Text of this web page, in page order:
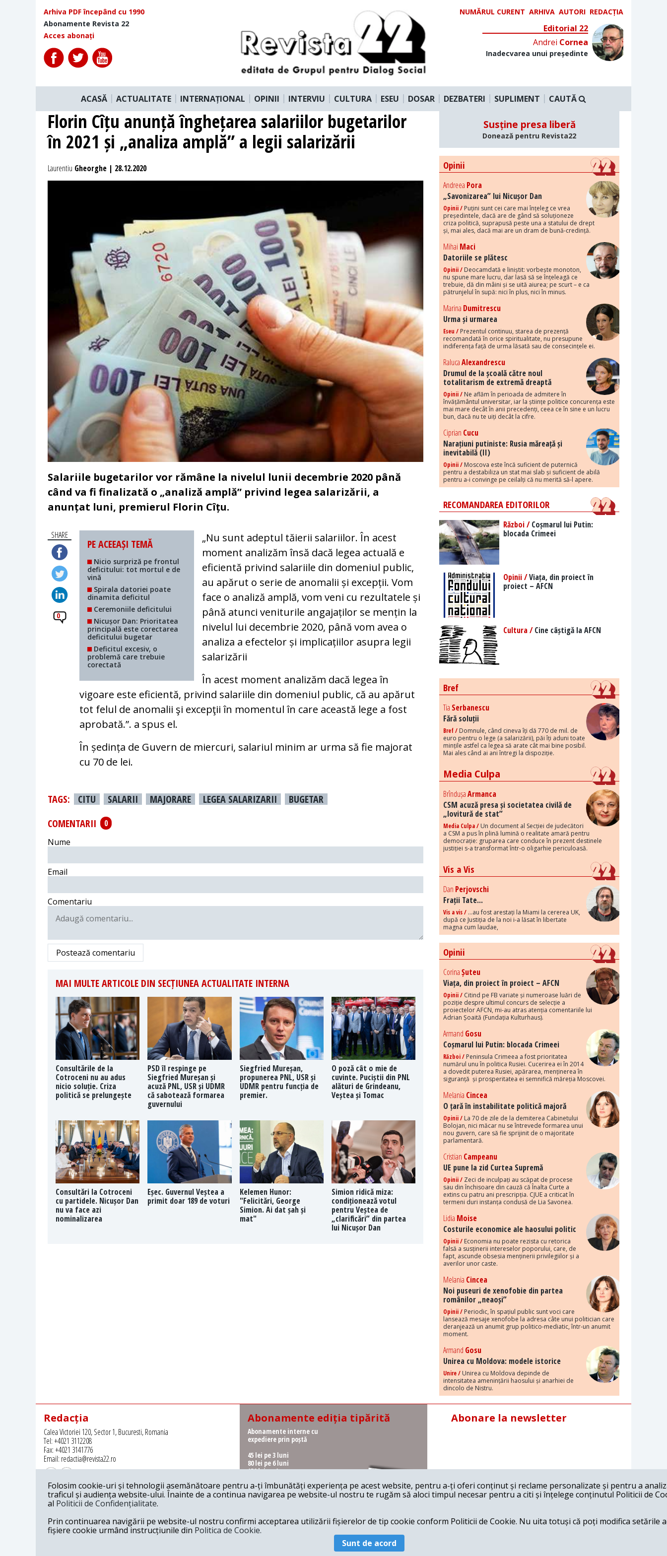
Arhiva PDF începând cu 1990
Abonamente Revista 22
Acces abonați
NUMĂRUL CURENT ARHIVA AUTORI REDACȚIA
Editorial 22
Andrei Cornea
Inadecvarea unui președinte
ACASĂ ACTUALITATE INTERNAȚIONAL OPINII INTERVIU CULTURA ESEU DOSAR DEZBATERI SUPLIMENT CAUTĂ
Florin Cîțu anunță înghețarea salariilor bugetarilor
în 2021 și „analiza amplă” a legii salarizării
Laurentiu Gheorghe | 28.12.2020
​Salariile bugetarilor vor rămâne la nivelul lunii decembrie 2020 până
când va fi finalizată o „analiză amplă” privind legea salarizării, a
anunțat luni, premierul Florin Cîțu.
SHARE
0
PE ACEEAȘI TEMĂ
Nicio surpriză pe frontul
deficitului: tot mortul e de
vină
Spirala datoriei poate
dinamita deficitul
Ceremoniile deficitului
Nicușor Dan: Prioritatea
principală este corectarea
deficitului bugetar
Deficitul excesiv, o
problemă care trebuie
corectată
„Nu sunt adeptul tăierii salariilor. În acest
moment analizăm însă dacă legea actuală e
eficientă privind salariile din domeniul public,
au apărut o serie de anomalii și excepții. Vom
face o analiză amplă, vom veni cu rezultatele și
până atunci veniturile angajaților se mențin la
nivelul lui decembrie 2020, până vom avea o
analiza a efectelor și implicațiilor asupra legii
salarizării
În acest moment analizăm dacă legea în
vigoare este eficientă, privind salariile din domeniul public, că au apărut
tot felul de anomalii şi excepţii în momentul în care această lege a fost
aprobată.”. a spus el.
În ședința de Guvern de miercuri, salariul minim ar urma să fie majorat
cu 70 de lei.
TAGS: CITU SALARII MAJORARE LEGEA SALARIZARII
BUGETAR
COMENTARII
0
Nume
Email
Comentariu
Postează comentariu
MAI MULTE ARTICOLE DIN SECȚIUNEA ACTUALITATE INTERNA
Consultările de la
Cotroceni nu au adus
nicio soluție. Criza
politică se prelungește
PSD îl respinge pe
Siegfried Mureșan și
acuză PNL, USR și UDMR
că sabotează formarea
guvernului
Siegfried Mureșan,
propunerea PNL, USR și
UDMR pentru funcția de
premier.
O poză cât o mie de
cuvinte. Puciștii din PNL
alături de Grindeanu,
Veștea și Tomac
Consultări la Cotroceni
cu partidele. Nicușor Dan
nu va face azi
nominalizarea
Eșec. Guvernul Veștea a
primit doar 189 de voturi
Kelemen Hunor:
"Felicitări, George
Simion. Ai dat șah și
mat"
Simion ridică miza:
condiționează votul
pentru Veștea de
„clarificări” din partea
lui Nicușor Dan
Susține presa liberă
Donează pentru Revista22
Opinii
Andreea Pora
„Savonizarea” lui Nicușor Dan
Opinii / Puțini sunt cei care mai înțeleg ce vrea
președintele, dacă are de gând să soluționeze
criza politică, suprapusă peste una a statului de drept
și, mai ales, dacă mai are un dram de bună-credință.
Mihai Maci
Datoriile se plătesc
Opinii / Deocamdată e liniștit: vorbește monoton,
nu spune mare lucru, dar lasă să se înțeleagă ce
trebuie, dă din mâini și se uită aiurea; pe scurt – e ca
pătrunjelul în supă: nici în plus, nici în minus.
Marina Dumitrescu
Urma și urmarea
Eseu / Prezentul continuu, starea de prezență
recomandată în orice spiritualitate, nu presupune
indiferența față de urma lăsată sau de consecințele ei.
RalucaAlexandrescu
Drumul de la școală către noul
totalitarism de extremă dreaptă
Opinii / Ne aflăm în perioada de admitere în
învățământul universitar, iar la științe politice concurența este
mai mare decât în anii precedenți, ceea ce în sine e un lucru
bun, dacă nu te uiți decât la cifre.
Ciprian Cucu
Narațiuni putiniste: Rusia măreață și
inevitabilă (II)
Opinii / Moscova este încă suficient de puternică
pentru a destabiliza un stat mai slab și suficient de abilă
pentru a-i convinge pe ceilalți că nu merită să-l apere.
RECOMANDAREA EDITORILOR
Război /Coșmarul lui Putin:
blocada Crimeei
Opinii /Viața, din proiect în
proiect – AFCN
Cultura /Cine câștigă la AFCN
Bref
Tia Serbanescu
Fără soluții
Bref / Domnule, când cineva îți dă 770 de mil. de
euro pentru o lege (a salarizării), păi îți aduni toate
mințile astfel ca legea să arate cât mai bine posibil.
Mai ales când ai ani întregi la dispoziție.
Media Culpa
BrîndușaArmanca
CSM acuză presa și societatea civilă de
„lovitură de stat”
Media Culpa / Un document al Secției de judecători
a CSM a pus în plină lumină o realitate amară pentru
democrație: gruparea care conduce în prezent destinele
justiției s-a transformat într-o oligarhie periculoasă.
Vis a Vis
Dan Perjovschi
Frații Tate...
Vis a vis / ...au fost arestați la Miami la cererea UK,
după ce Justiția de la noi i-a lăsat în libertate
magna cum laudae,
Opinii
CorinaȘuteu
Viața, din proiect în proiect – AFCN
Opinii / Citind pe FB variate și numeroase luări de
poziție despre ultimul concurs de selecție a
proiectelor AFCN, mi-au atras atenția comentariile lui
Adrian Șoaită (Fundația Kulturhaus).
Armand Gosu
Coșmarul lui Putin: blocada Crimeei
Război / Peninsula Crimeea a fost prioritatea
numărul unu în politica Rusiei. Cucerirea ei în 2014
a dovedit puterea Rusiei, apărarea, menținerea în
siguranță și prosperitatea ei semnifică măreția Moscovei.
Melania Cincea
O țară în instabilitate politică majoră
Opinii / La 70 de zile de la demiterea Cabinetului
Bolojan, nici măcar nu se întrevede formarea unui
nou guvern, care să fie sprijinit de o majoritate
parlamentară.
Cristian Campeanu
UE pune la zid Curtea Supremă
Opinii / Zeci de inculpați au scăpat de procese
sau din închisoare din cauză că Înalta Curte a
extins cu patru ani prescripția. CJUE a criticat în
termeni duri instanța condusă de Lia Savonea.
Lidia Moise
Costurile economice ale haosului politic
Opinii / Economia nu poate rezista cu retorica
falsă a susținerii intereselor poporului, care, de
fapt, ascunde obsesia menținerii privilegiilor și a
averilor unor caste.
Melania Cincea
Noi puseuri de xenofobie din partea
românilor „neaoși”
Opinii / Periodic, în spațiul public sunt voci care
lansează mesaje xenofobe la adresa câte unui politician care
deranjează un anumit grup politico-mediatic, într-un anumit
moment.
Armand Gosu
Unirea cu Moldova: modele istorice
Unire / Unirea cu Moldova depinde de
intensitatea amenințării haosului și anarhiei de
dincolo de Nistru.
Redacția
Calea Victoriei 120, Sector 1, Bucuresti, Romania
Tel: +4021 3112208
Fax: +4021 3141776
Email: redactia@revista22.ro
Revista 22 este editata de
Abonamente ediția tipărită
Abonamente interne cu
expediere prin poștă
45 lei pe 3 luni
80 lei pe 6 luni
150 lei pe 1 an
Abonamente interne cu
ridicare de la redacție
62 lei pe 6 luni
115 lei pe 1 an
Abonare la newsletter
© 2026 Revista 22
Folosim cookie-uri și tehnologii asemănătoare pentru a-ți îmbunătăți experiența pe acest website, pentru a-ți oferi conținut și reclame personalizate și pentru a
traficul și audiența website-ului. Înainte de a continua navigarea pe website-ul nostru te rugăm să aloci timpul necesar pentru a citi și înțelege conținutul Politicii de
al Politicii de Confidențialitate.
Prin continuarea navigării pe website-ul nostru confirmi acceptarea utilizării fișierelor de tip cookie conform Politicii de Cookie. Nu uita totuși că poți modifica setările
fișiere cookie urmând instrucțiunile din Politica de Cookie.
Sunt de acord